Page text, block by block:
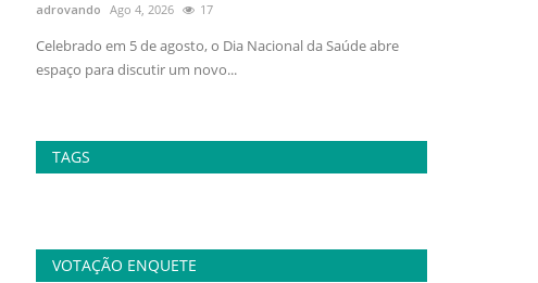
adrovando Ago 4, 2026 17
Celebrado em 5 de agosto, o Dia Nacional da Saúde abre
espaço para discutir um novo...
TAGS
VOTAÇÃO ENQUETE